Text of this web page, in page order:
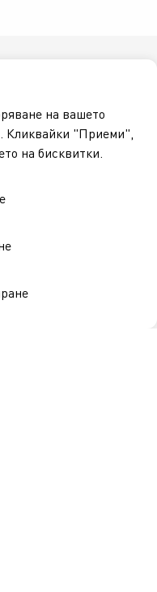
на вашето
Кликвайки "Приеми",
на бисквитки.